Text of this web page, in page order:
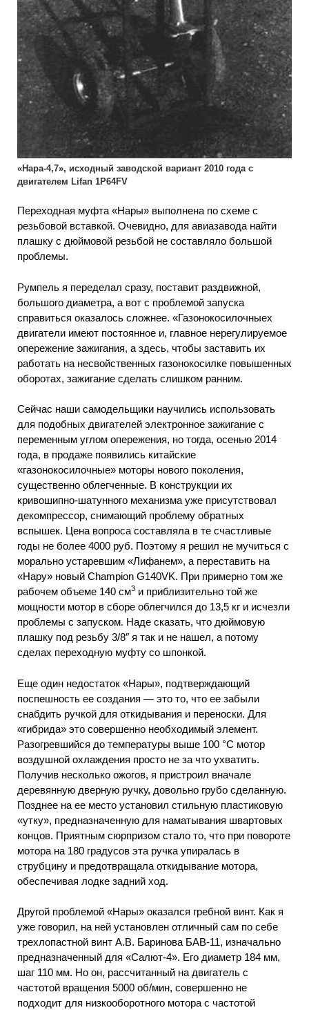
«Нара-4,7», исходный заводской вариант 2010 года с
двигателем Lifan 1P64FV
Переходная муфта «Нары» выполнена по схеме с
резьбовой вставкой. Очевидно, для авиазавода найти
плашку с дюймовой резьбой не составляло большой
проблемы.
Румпель я переделал сразу, поставит раздвижной,
большого диаметра, а вот с проблемой запуска
справиться оказалось сложнее. «Газонокосилочныех
двигатели имеют постоянное и, главное нерегулируемое
опережение зажигания, а здесь, чтобы заставить их
работать на несвойственных газонокосилке повышенных
оборотах, зажигание сделать слишком ранним.
Сейчас наши самодельщики научились использовать
для подобных двигателей электронное зажигание с
переменным углом опережения, но тогда, осенью 2014
года, в продаже появились китайские
«газонокосилочные» моторы нового поколения,
существенно облегченные. В конструкции их
кривошипно-шатунного механизма уже присутствовал
декомпрессор, снимающий проблему обратных
вспышек. Цена вопроса составляла в те счастливые
годы не более 4000 руб. Поэтому я решил не мучиться с
морально устаревшим «Лифанем», а переставить на
«Нару» новый Champion G140VK. При примерно том же
рабочем объеме 140 см3 и приблизительно той же
мощности мотор в сборе облегчился до 13,5 кг и исчезли
проблемы с запуском. Наде сказать, что дюймовую
плашку под резьбу 3/8″ я так и не нашел, а потому
сделах переходную муфту со шпонкой.
Еще один недостаток «Нары», подтверждающий
поспешность ее создания — это то, что ее забыли
снабдить ручкой для откидывания и переноски. Для
«гибрида» это совершенно необходимый элемент.
Разогревшийся до температуры выше 100 °С мотор
воздушной охлаждения просто не за что ухватить.
Получив несколько ожогов, я пристроил вначале
деревянную дверную ручку, довольно грубо сделанную.
Позднее на ее место установил стильную пластиковую
«утку», предназначенную для наматывания швартовых
концов. Приятным сюрпризом стало то, что при повороте
мотора на 180 градусов эта ручка упиралась в
струбцину и предотвращала откидывание мотора,
обеспечивая лодке задний ход.
Другой проблемой «Нары» оказался гребной винт. Как я
уже говорил, на ней установлен отличный сам по себе
трехлопастной винт А.В. Баринова БАВ-11, изначально
предназначенный для «Салют-4». Его диаметр 184 мм,
шаг 110 мм. Но он, рассчитанный на двигатель с
частотой вращения 5000 об/мин, совершенно не
подходит для низкооборотного мотора с частотой